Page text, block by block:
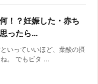
！？妊娠した・赤ち
ったら…
いっていいほど、葉酸の摂
。 でもビタ ...